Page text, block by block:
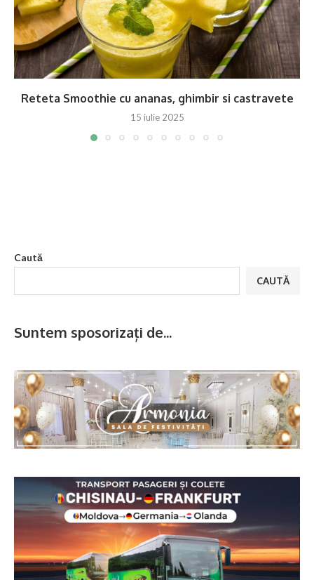
Reteta Smoothie cu ananas, ghimbir si castravete
15 iulie 2025
Caută
CAUTĂ
Suntem sposorizați de...